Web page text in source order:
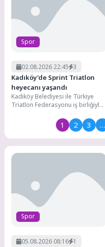
Spor
02.08.2026 22:45 3
Kadıköy’de Sprint Triatlon
heyecanı yaşandı
Kadıköy Belediyesi ile Türkiye
Triatlon Federasyonu iş birliğiyle
Triatlonu'nda yaklaşık 500
1 2 3 …
Spor
05.08.2026 08:16 1